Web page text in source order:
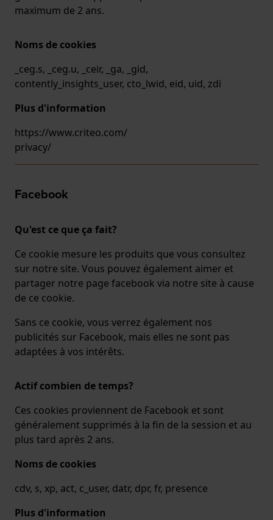
maximum de 2 ans.
Noms de cookies
_ceg.s, _ceg.u, _ceir, _ga, _gid,
contently_insights_user, cto_lwid, eid, uid, zdi
Plus d'information
https://www.criteo.com/
privacy/
Facebook
Qu'est ce que ça fait?
Ce cookie mesure les produits que vous consultez
sur notre site. Vous pouvez également aimer et
partager notre page facebook via notre site à cause
de ce cookie.
Sans ce cookie, vous verrez également nos
publicités sur Facebook, mais elles ne sont pas
adaptées à vos intérêts.
Actif combien de temps?
Ces cookies proviennent de Facebook et sont
généralement supprimés à la fin de la session et au
plus tard après 2 ans.
Noms de cookies
cdv, s, xp, act, c_user, datr, dpr, fr, presence
Plus d'information